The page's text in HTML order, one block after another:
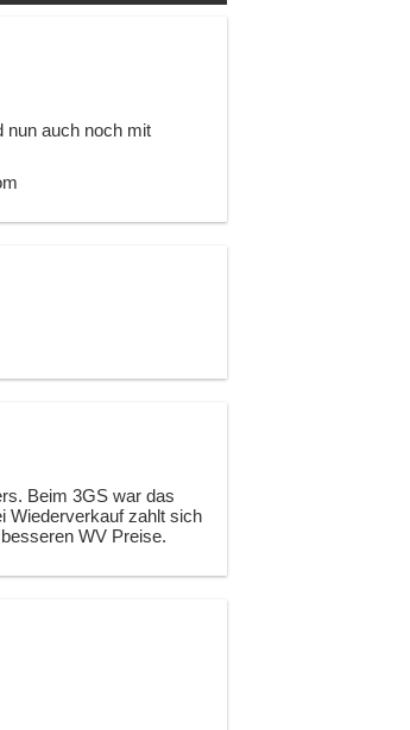
nun auch noch mit
Beim 3GS war das
Wiederverkauf zahlt sich
WV Preise.